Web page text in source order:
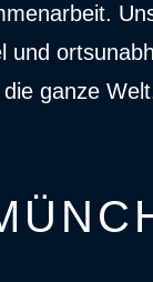
und
ganze